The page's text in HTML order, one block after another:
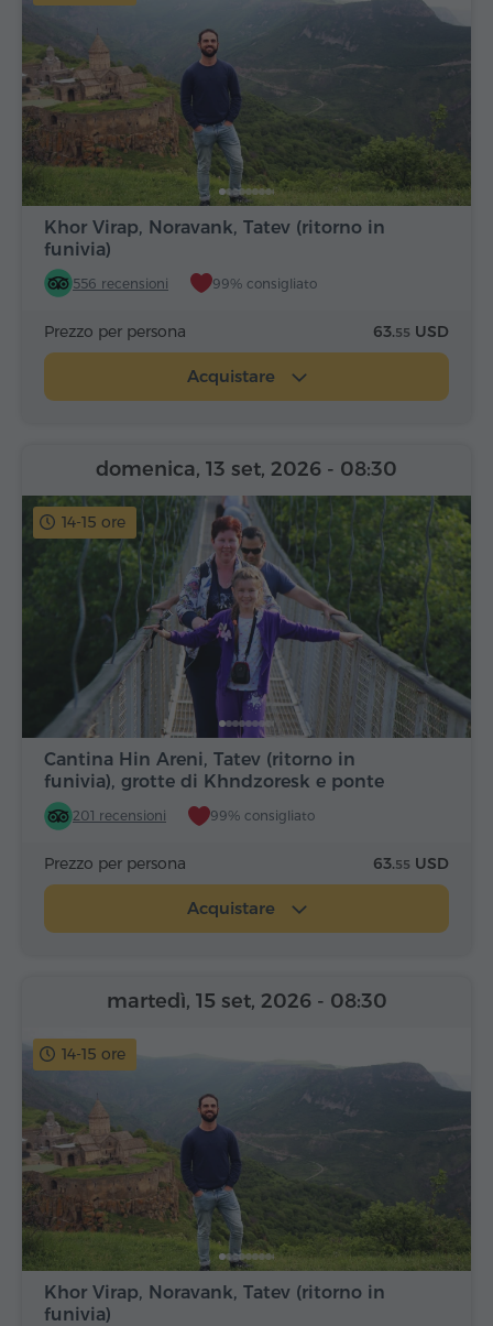
Khor Virap, Noravank, Tatev (ritorno in
funivia)
556 recensioni 99% consigliato
Prezzo per persona 63.55 USD
Acquistare
14-15 ore
Cantina Hin Areni, Tatev (ritorno in
funivia), grotte di Khndzoresk e ponte
201 recensioni 99% consigliato
domenica, 13 set, 2026 - 08:30
Prezzo per persona 63.55 USD
Acquistare
14-15 ore
Khor Virap, Noravank, Tatev (ritorno in
funivia)
martedì, 15 set, 2026 - 08:30